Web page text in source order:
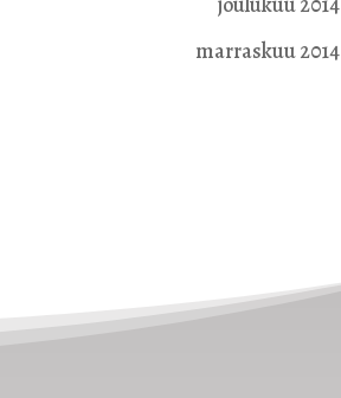
marraskuu 2014